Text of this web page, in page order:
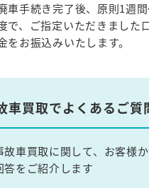
車手続き完了後、原則1週
で、ご指定いただきました
をお振込みいたします。
車買取でよくあるご質
故車買取に関して、お客様
をご紹介します